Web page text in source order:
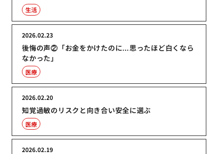
生活
後悔の声②「お金をかけたのに…思ったほど白くなら
なかった」
2026.02.23
医療
知覚過敏のリスクと向き合い安全に選ぶ
2026.02.20
医療
2026.02.19